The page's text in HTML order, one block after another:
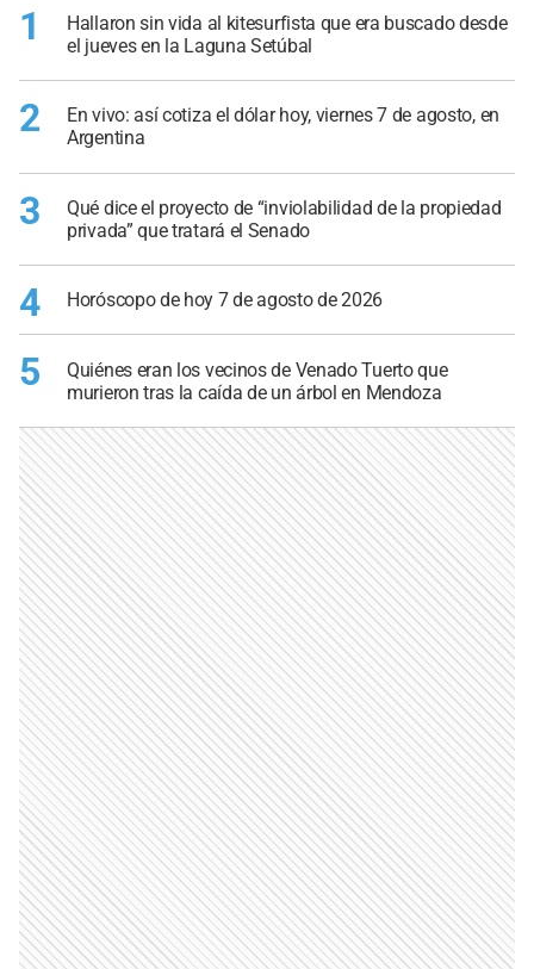
1
Hallaron sin vida al kitesurfista que era buscado desde
el jueves en la Laguna Setúbal
2
En vivo: así cotiza el dólar hoy, viernes 7 de agosto, en
Argentina
3
Qué dice el proyecto de “inviolabilidad de la propiedad
privada” que tratará el Senado
4 Horóscopo de hoy 7 de agosto de 2026
5
Quiénes eran los vecinos de Venado Tuerto que
murieron tras la caída de un árbol en Mendoza